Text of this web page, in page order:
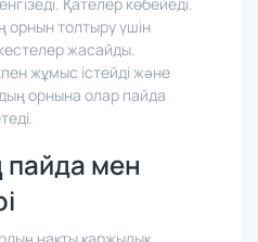
Қателер көбейеді.
орнын толтыру үшін
жасайды.
жұмыс істейді және
орнына олар пайда
пайда мен